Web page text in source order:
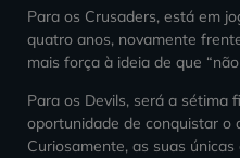
Para os Crusaders, está em
quatro anos, novamente
mais força à ideia de que
Para os Devils, será a sétima
oportunidade de conquistar o
Curiosamente, as suas